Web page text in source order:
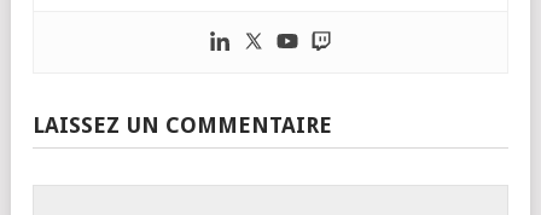
LAISSEZ UN COMMENTAIRE